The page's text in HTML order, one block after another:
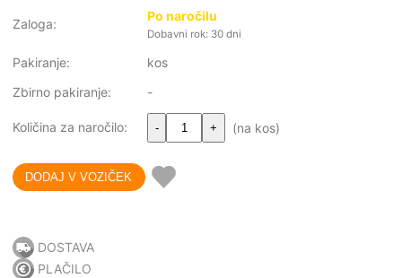
Zaloga:
Po naročilu
Dobavni rok: 30 dni
Pakiranje:
kos
Zbirno pakiranje:
-
Količina za naročilo: - + (na kos)
DOSTAVA
PLAČILO